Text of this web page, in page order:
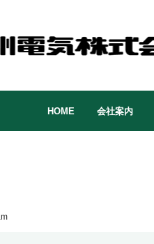
HOME 会社案内